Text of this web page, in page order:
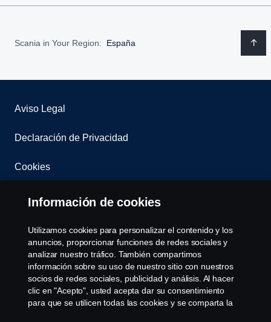
Scania in Your Region: España
Aviso Legal
Declaración de Privacidad
Cookies
Contacta con nosotros
Whistleblowing
Governance, Risk & Compliance
Configuración de cookies
Información de cookies
Utilizamos cookies para personalizar el contenido y los
anuncios, proporcionar funciones de redes sociales y
analizar nuestro tráfico. También compartimos
información sobre su uso de nuestro sitio con nuestros
socios de redes sociales, publicidad y análisis. Al hacer
clic en "Acepto", usted acepta dar su consentimiento
para que se utilicen todas las cookies y se comparta la